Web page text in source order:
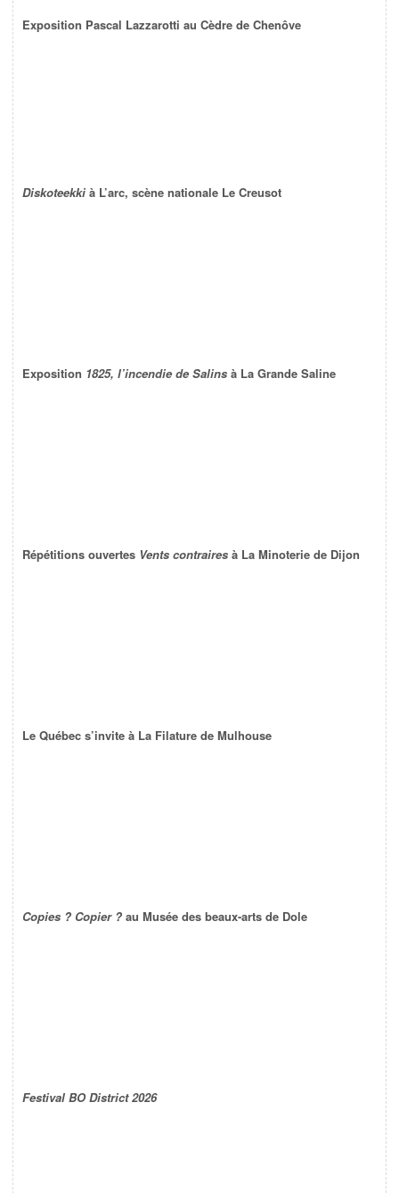
Exposition Pascal Lazzarotti au Cèdre de Chenôve
Diskoteekki à L’arc, scène nationale Le Creusot
Exposition 1825, l’incendie de Salins à La Grande Saline
Répétitions ouvertes Vents contraires à La Minoterie de Dijon
Le Québec s’invite à La Filature de Mulhouse
Copies ? Copier ? au Musée des beaux-arts de Dole
Festival BO District 2026